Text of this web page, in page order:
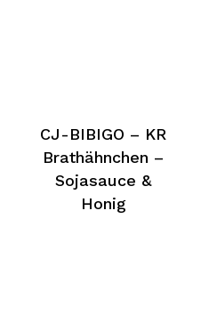
CJ-BIBIGO – KR
Brathähnchen –
Sojasauce &
Honig